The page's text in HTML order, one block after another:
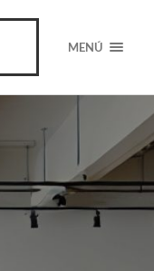
MENÚ